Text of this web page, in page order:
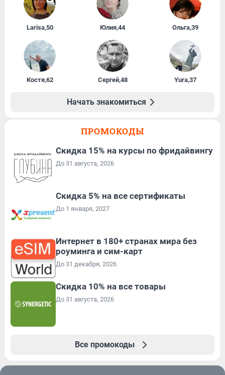
Larisa,50 Юлия,44 Ольга,39
Костя,62 Сергей,48 Yura,37
Начать знакомиться
ПРОМОКОДЫ
Скидка 15% на курсы по фридайвингу
До 31 августа, 2026
Скидка 5% на все сертификаты
До 1 января, 2027
Интернет в 180+ странах мира без
роуминга и сим-карт
До 31 декабря, 2026
Скидка 10% на все товары
До 31 августа, 2026
Все промокоды